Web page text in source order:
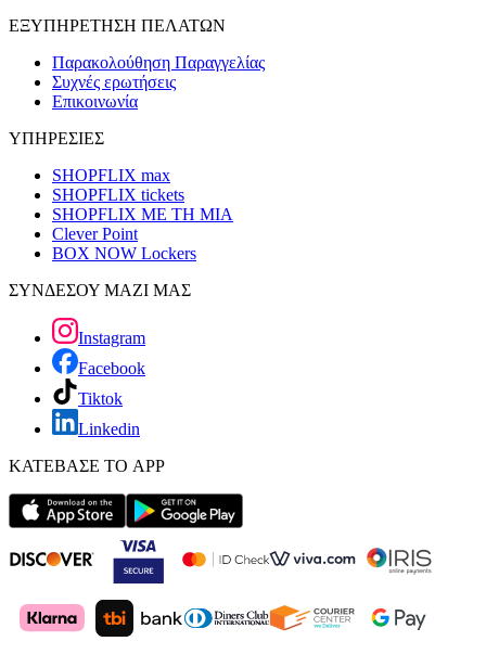
ΕΞΥΠΗΡΕΤΗΣΗ ΠΕΛΑΤΩΝ
Παρακολούθηση Παραγγελίας
Συχνές ερωτήσεις
Επικοινωνία
ΥΠΗΡΕΣΙΕΣ
SHOPFLIX max
SHOPFLIX tickets
SHOPFLIX ΜΕ ΤΗ ΜΙΑ
Clever Point
BOX NOW Lockers
ΣΥΝΔΕΣΟΥ ΜΑΖΙ ΜΑΣ
Instagram
Facebook
Tiktok
Linkedin
ΚΑΤΕΒΑΣΕ ΤΟ APP